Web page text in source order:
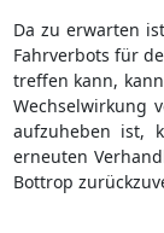
Da zu erwarten
Fahrverbots für
treffen kann,
Wechselwirkung
aufzuheben ist,
erneuten
Bottrop